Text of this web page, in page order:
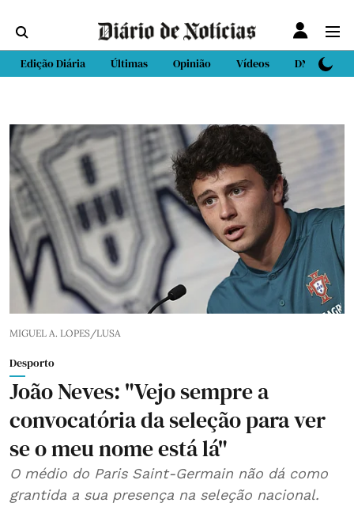
Edição Diária Últimas Opinião Vídeos DN Sport
MIGUEL A. LOPES/LUSA
Desporto
João Neves: "Vejo sempre a
convocatória da seleção para ver
se o meu nome está lá"
O médio do Paris Saint-Germain não dá como
grantida a sua presença na seleção nacional.